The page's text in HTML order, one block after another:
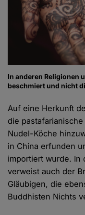
In anderen Religionen
beschmiert und nicht
Auf eine Herkunft
die
Nudel-Köche
in China erfunden
importiert wurde. In
verweist auch der
Gläubigen, die
Buddhisten Nichts